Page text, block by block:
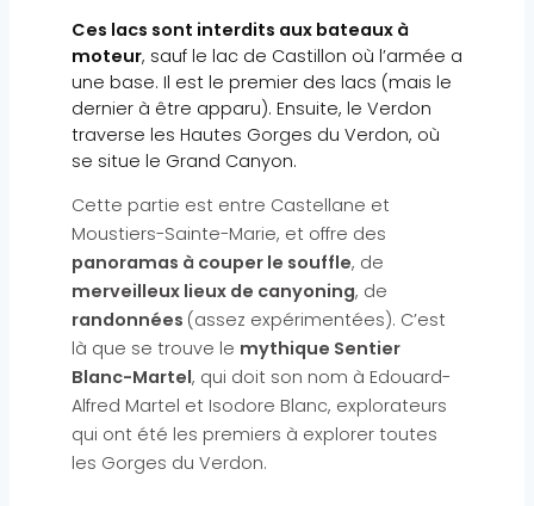
Ces lacs sont interdits aux bateaux à
moteur, sauf le lac de Castillon où l’armée a
une base. Il est le premier des lacs (mais le
dernier à être apparu). Ensuite, le Verdon
traverse les Hautes Gorges du Verdon, où
se situe le Grand Canyon.
Cette partie est entre Castellane et
Moustiers-Sainte-Marie, et offre des
panoramas à couper le souffle, de
merveilleux lieux de canyoning, de
randonnées (assez expérimentées). C’est
là que se trouve le mythique Sentier
Blanc-Martel, qui doit son nom à Edouard-
Alfred Martel et Isodore Blanc, explorateurs
qui ont été les premiers à explorer toutes
les Gorges du Verdon.